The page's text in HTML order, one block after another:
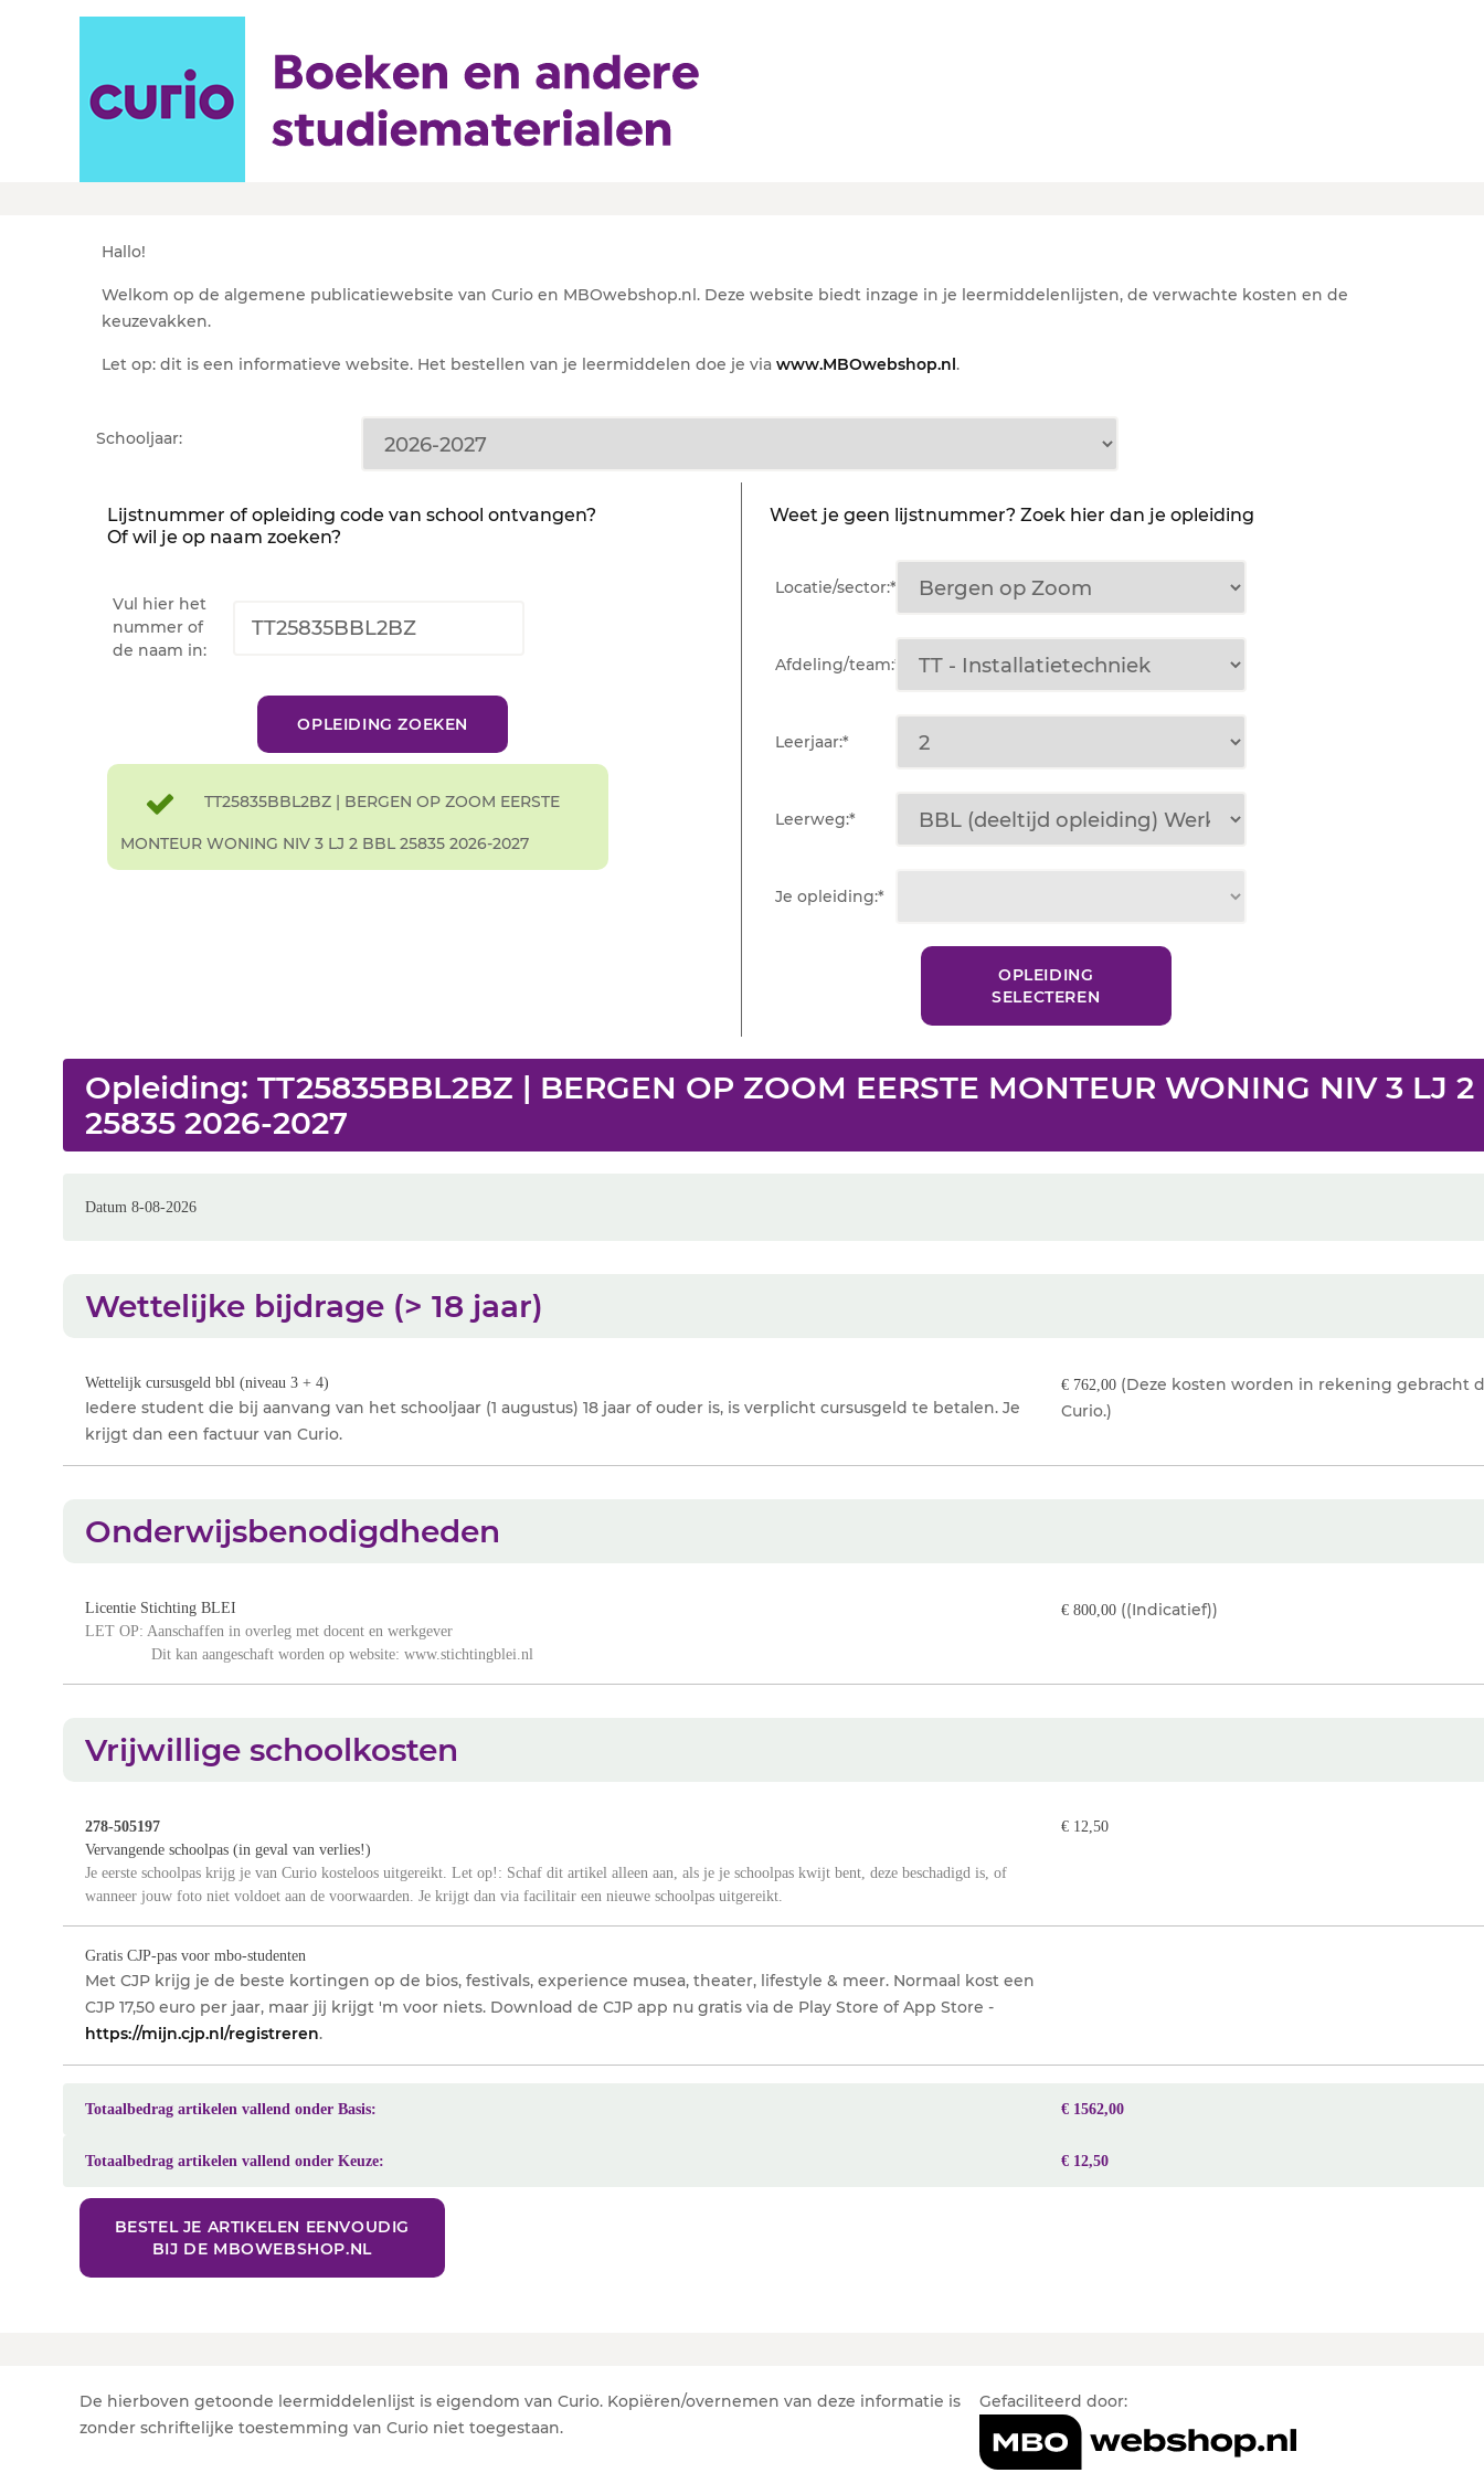
Leermiddelenlijst Curio
Hallo!
Welkom op de algemene publicatiewebsite van Curio en MBOwebshop.nl. Deze website biedt inzage in je leermiddelenlijsten, de verwachte kosten en de
keuzevakken.
Let op: dit is een informatieve website. Het bestellen van je leermiddelen doe je via www.MBOwebshop.nl.
Schooljaar:
Lijstnummer of opleiding code van school ontvangen?
Of wil je op naam zoeken?
Vul hier het
nummer of
de naam in:
TT25835BBL2BZ | BERGEN OP ZOOM EERSTE
MONTEUR WONING NIV 3 LJ 2 BBL 25835 2026-2027
Weet je geen lijstnummer? Zoek hier dan je opleiding
Locatie/sector:*
Afdeling/team:*
Leerjaar:*
Leerweg:*
Je opleiding:*
Opleiding: TT25835BBL2BZ | BERGEN OP ZOOM EERSTE MONTEUR WONING NIV 3 LJ 2
25835 2026-2027
Datum 8-08-2026
Wettelijke bijdrage (> 18 jaar)
Wettelijk cursusgeld bbl (niveau 3 + 4)
Iedere student die bij aanvang van het schooljaar (1 augustus) 18 jaar of ouder is, is verplicht cursusgeld te betalen. Je
krijgt dan een factuur van Curio.
€ 762,00 (Deze kosten worden in rekening gebracht
Curio.)
Onderwijsbenodigdheden
Licentie Stichting BLEI
LET OP: Aanschaffen in overleg met docent en werkgever
Dit kan aangeschaft worden op website: www.stichtingblei.nl
€ 800,00 ((Indicatief))
Vrijwillige schoolkosten
278-505197
Vervangende schoolpas (in geval van verlies!)
Je eerste schoolpas krijg je van Curio kosteloos uitgereikt. Let op!: Schaf dit artikel alleen aan, als je je schoolpas kwijt bent, deze beschadigd is, of
wanneer jouw foto niet voldoet aan de voorwaarden. Je krijgt dan via facilitair een nieuwe schoolpas uitgereikt.
€ 12,50
Gratis CJP-pas voor mbo-studenten
Met CJP krijg je de beste kortingen op de bios, festivals, experience musea, theater, lifestyle & meer. Normaal kost een
CJP 17,50 euro per jaar, maar jij krijgt 'm voor niets. Download de CJP app nu gratis via de Play Store of App Store -
https://mijn.cjp.nl/registreren.
Totaalbedrag artikelen vallend onder Basis: € 1562,00
Totaalbedrag artikelen vallend onder Keuze: € 12,50
BESTEL JE ARTIKELEN EENVOUDIG
BIJ DE MBOWEBSHOP.NL
De hierboven getoonde leermiddelenlijst is eigendom van Curio. Kopiëren/overnemen van deze informatie is
zonder schriftelijke toestemming van Curio niet toegestaan.
Gefaciliteerd door: